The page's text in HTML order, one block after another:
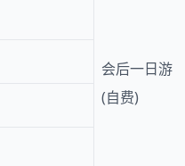
会后一日游
(自费)